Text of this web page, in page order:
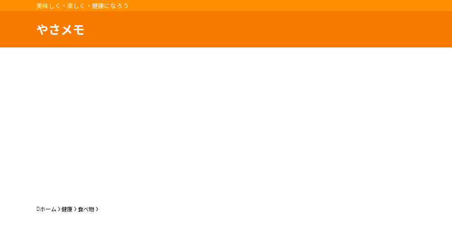
美味しく・楽しく・健康になろう
やさメモ
ホーム 健康 食べ物